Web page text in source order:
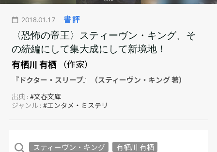
2018.01.17 書評
〈恐怖の帝王〉スティーヴン・キング、そ
の続編にして集大成にして新境地！
有栖川 有栖
（作家）
『ドクター・スリープ』（スティーヴン・キング 著）
出典 :#文春文庫
ジャンル :#エンタメ・ミステリ
スティーヴン・キング 有栖川 有栖